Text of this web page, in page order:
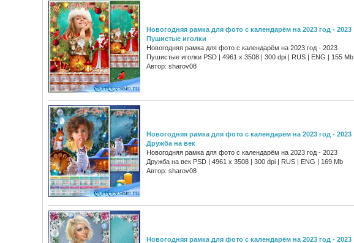
Новогодняя рамка для фото с календарём на 2023 год - 2023
Пушистые иголки
Новогодняя рамка для фото с календарём на 2023 год - 2023
Пушистые иголки PSD | 4961 х 3508 | 300 dpi | RUS | ENG | 155 Mb
Автор: sharov08
Новогодняя рамка для фото с календарём на 2023 год - 2023
Дружба на век
Новогодняя рамка для фото с календарём на 2023 год - 2023
Дружба на век PSD | 4961 х 3508 | 300 dpi | RUS | ENG | 169 Mb
Автор: sharov08
Новогодняя рамка для фото с календарём на 2023 год - 2023